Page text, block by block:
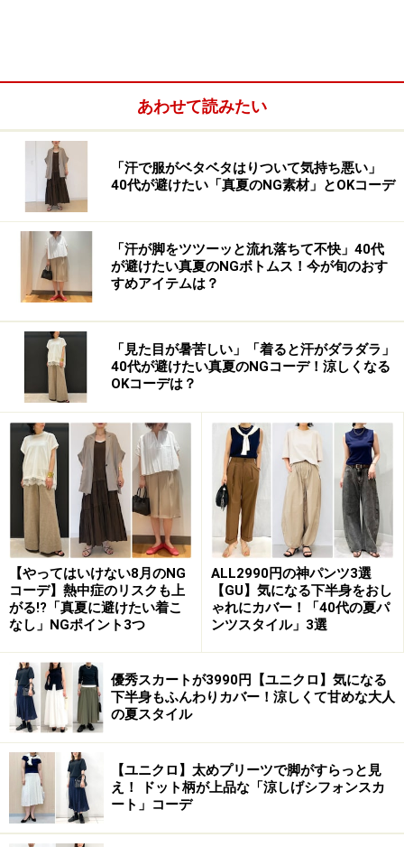
2. チェック柄なら大人も取り入れやすくお
しゃれ度もアップ
大きめのチェック柄は秋らしさもあり、おしゃれ度もアッ
プ 出典：WEAR
大きめのチェック柄が大胆なロングスカートはコーデの
主役になってくれるアイテム。柄ものでも、トラッドな
印象のチェック柄なら子供っぽくならず着こなせるの
で、アラフォー世代でも取り入れやすいのが嬉しいです
よね。
柄入りボトムスも、しまむらプライスならトライしやす
いので、無難なコーデが増えやすい秋冬のスパイス役に
あわせて読みたい
「汗で服がベタベタはりついて気持ち悪い」
40代が避けたい「真夏のNG素材」とOKコーデ
「汗が脚をツツーッと流れ落ちて不快」40代
が避けたい真夏のNGボトムス！今が旬のおす
すめアイテムは？
「見た目が暑苦しい」「着ると汗がダラダラ」
40代が避けたい真夏のNGコーデ！涼しくなる
OKコーデは？
【やってはいけない8月のNG
コーデ】熱中症のリスクも上
がる!?「真夏に避けたい着こ
なし」NGポイント3つ
ALL2990円の神パンツ3選
【GU】気になる下半身をおし
ゃれにカバー！「40代の夏パ
ンツスタイル」3選
優秀スカートが3990円【ユニクロ】気になる
下半身もふんわりカバー！涼しくて甘めな大人
の夏スタイル
【ユニクロ】太めプリーツで脚がすらっと見
え！ ドット柄が上品な「涼しげシフォンスカ
ート」コーデ